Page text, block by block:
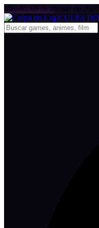
sábado, 08 de agosto de 2026
CULPA DO